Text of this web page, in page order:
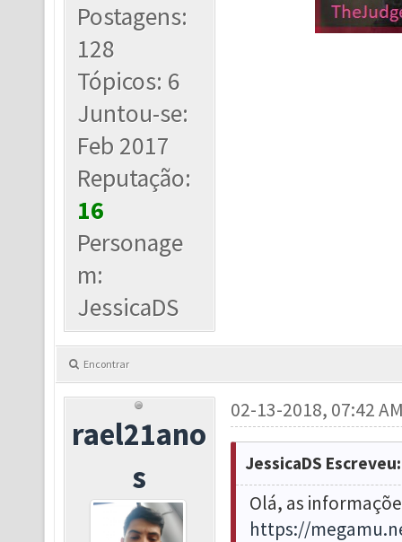
Postagens:
128
Tópicos: 6
Juntou-se:
Feb 2017
Reputação:
16
Personage
m:
JessicaDS
Encontrar
rael21ano
s
02-13-2018, 07:42
JessicaDS Escreveu:
Olá, as
https://